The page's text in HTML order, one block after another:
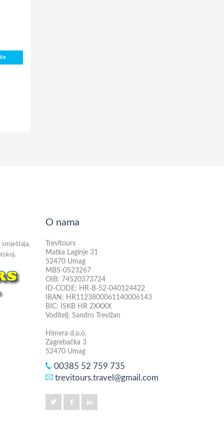
smještaja,
O nama
Trevitours
Matka Laginje 31
52470 Umag
MBS-0523267
OIB: 74520373724
ID-CODE: HR-B-52-040124422
IBAN: HR1123800061140006143
BIC: ISKB HR 2XXXX
Voditelj: Sandro Trevižan
Himera d.o.o.
Zagrebačka 3
52470 Umag
00385 52 759 735
trevitours.travel@gmail.com